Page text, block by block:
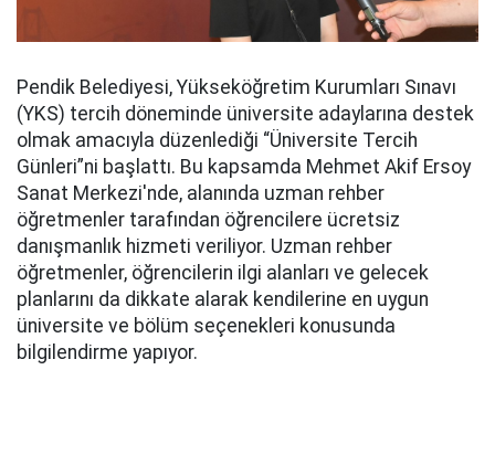
Pendik Belediyesi, Yükseköğretim Kurumları Sınavı
(YKS) tercih döneminde üniversite adaylarına destek
olmak amacıyla düzenlediği “Üniversite Tercih
Günleri”ni başlattı. Bu kapsamda Mehmet Akif Ersoy
Sanat Merkezi'nde, alanında uzman rehber
öğretmenler tarafından öğrencilere ücretsiz
danışmanlık hizmeti veriliyor. Uzman rehber
öğretmenler, öğrencilerin ilgi alanları ve gelecek
planlarını da dikkate alarak kendilerine en uygun
üniversite ve bölüm seçenekleri konusunda
bilgilendirme yapıyor.